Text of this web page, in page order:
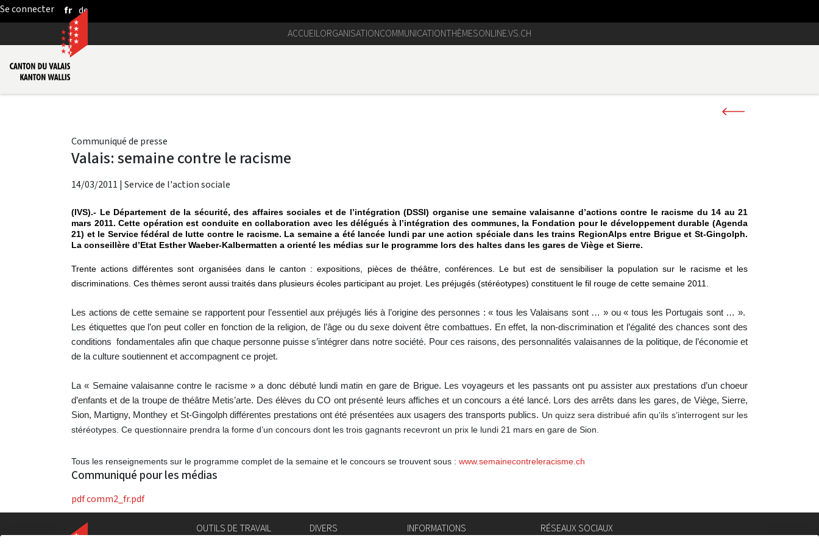
Saut au contenu principal
fr de
ACCUEILORGANISATIONCOMMUNICATIONTHÈMESONLINE.VS.CH
Communiqué de presse
Valais: semaine contre le racisme
14/03/2011 | Service de l'action sociale
(IVS).- Le Département de la sécurité, des affaires sociales et de l’intégration (DSSI) organise une semaine valaisanne d’actions contre le racisme du 14 au 21
mars 2011. Cette opération est conduite en collaboration avec les délégués à l’intégration des communes, la Fondation pour le développement durable (Agenda
21) et le Service fédéral de lutte contre le racisme. La semaine a été lancée lundi par une action spéciale dans les trains RegionAlps entre Brigue et St-Gingolph.
La conseillère d’Etat Esther Waeber-Kalbermatten a orienté les médias sur le programme lors des haltes dans les gares de Viège et Sierre.
Trente actions différentes sont organisées dans le canton : expositions, pièces de théâtre, conférences. Le but est de sensibiliser la population sur le racisme et les
discriminations. Ces thèmes seront aussi traités dans plusieurs écoles participant au projet. Les préjugés (stéréotypes) constituent le fil rouge de cette semaine 2011.
Les actions de cette semaine se rapportent pour l’essentiel aux préjugés liés à l’origine des personnes : « tous les Valaisans sont … » ou « tous les Portugais sont … ».
Les étiquettes que l’on peut coller en fonction de la religion, de l’âge ou du sexe doivent être combattues. En effet, la non-discrimination et l’égalité des chances sont des
conditions fondamentales afin que chaque personne puisse s’intégrer dans notre société. Pour ces raisons, des personnalités valaisannes de la politique, de l’économie et
de la culture soutiennent et accompagnent ce projet.
La « Semaine valaisanne contre le racisme » a donc débuté lundi matin en gare de Brigue. Les voyageurs et les passants ont pu assister aux prestations d’un choeur
d’enfants et de la troupe de théâtre Metis’arte. Des élèves du CO ont présenté leurs affiches et un concours a été lancé. Lors des arrêts dans les gares, de Viège, Sierre,
Sion, Martigny, Monthey et St-Gingolph différentes prestations ont été présentées aux usagers des transports publics. Un quizz sera distribué afin qu’ils s’interrogent sur les
stéréotypes. Ce questionnaire prendra la forme d’un concours dont les trois gagnants recevront un prix le lundi 21 mars en gare de Sion.
Tous les renseignements sur le programme complet de la semaine et le concours se trouvent sous : www.semainecontreleracisme.ch
Communiqué pour les médias
pdfcomm2_fr.pdf
OUTILS DE TRAVAIL
DIVERS
INFORMATIONS
RÉSEAUX SOCIAUX